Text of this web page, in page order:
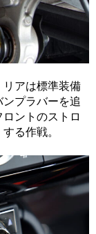
リアは標準装備
プラバーを追
ントのストロ
る作戦。